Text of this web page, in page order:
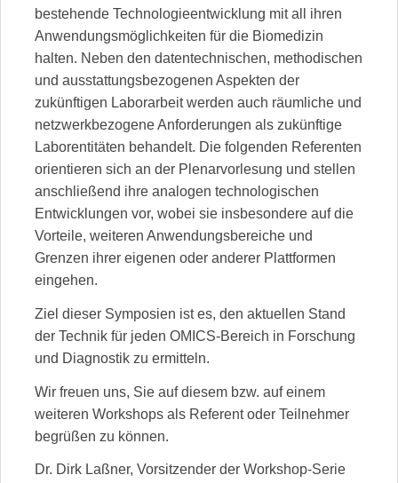
bestehende Technologieentwicklung mit all ihren
Anwendungsmöglichkeiten für die Biomedizin
halten. Neben den datentechnischen, methodischen
und ausstattungsbezogenen Aspekten der
zukünftigen Laborarbeit werden auch räumliche und
netzwerkbezogene Anforderungen als zukünftige
Laborentitäten behandelt. Die folgenden Referenten
orientieren sich an der Plenarvorlesung und stellen
anschließend ihre analogen technologischen
Entwicklungen vor, wobei sie insbesondere auf die
Vorteile, weiteren Anwendungsbereiche und
Grenzen ihrer eigenen oder anderer Plattformen
eingehen.
Ziel dieser Symposien ist es, den aktuellen Stand
der Technik für jeden OMICS-Bereich in Forschung
und Diagnostik zu ermitteln.
Wir freuen uns, Sie auf diesem bzw. auf einem
weiteren Workshops als Referent oder Teilnehmer
begrüßen zu können.
Dr. Dirk Laßner, Vorsitzender der Workshop-Serie